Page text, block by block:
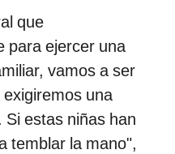
que
para ejercer una
vamos a ser
una
estas niñas han
temblar la mano",